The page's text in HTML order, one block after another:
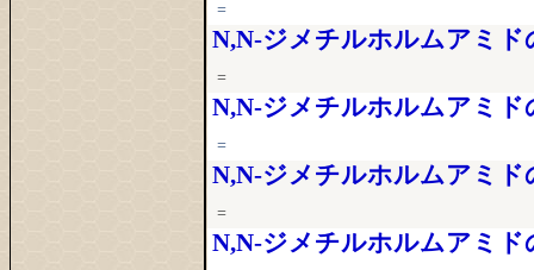
=
N,N‐ジメチルホルムアミド
=
N,N‐ジメチルホルムアミド
=
N,N‐ジメチルホルムアミド
=
N,N‐ジメチルホルムアミド